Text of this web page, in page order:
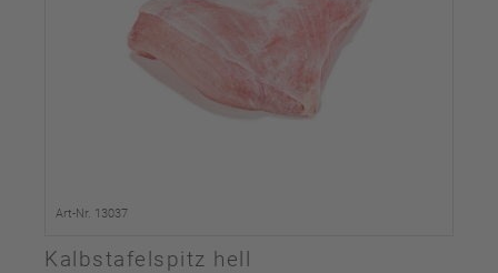
Art-Nr. 13037
Kalbstafelspitz hell